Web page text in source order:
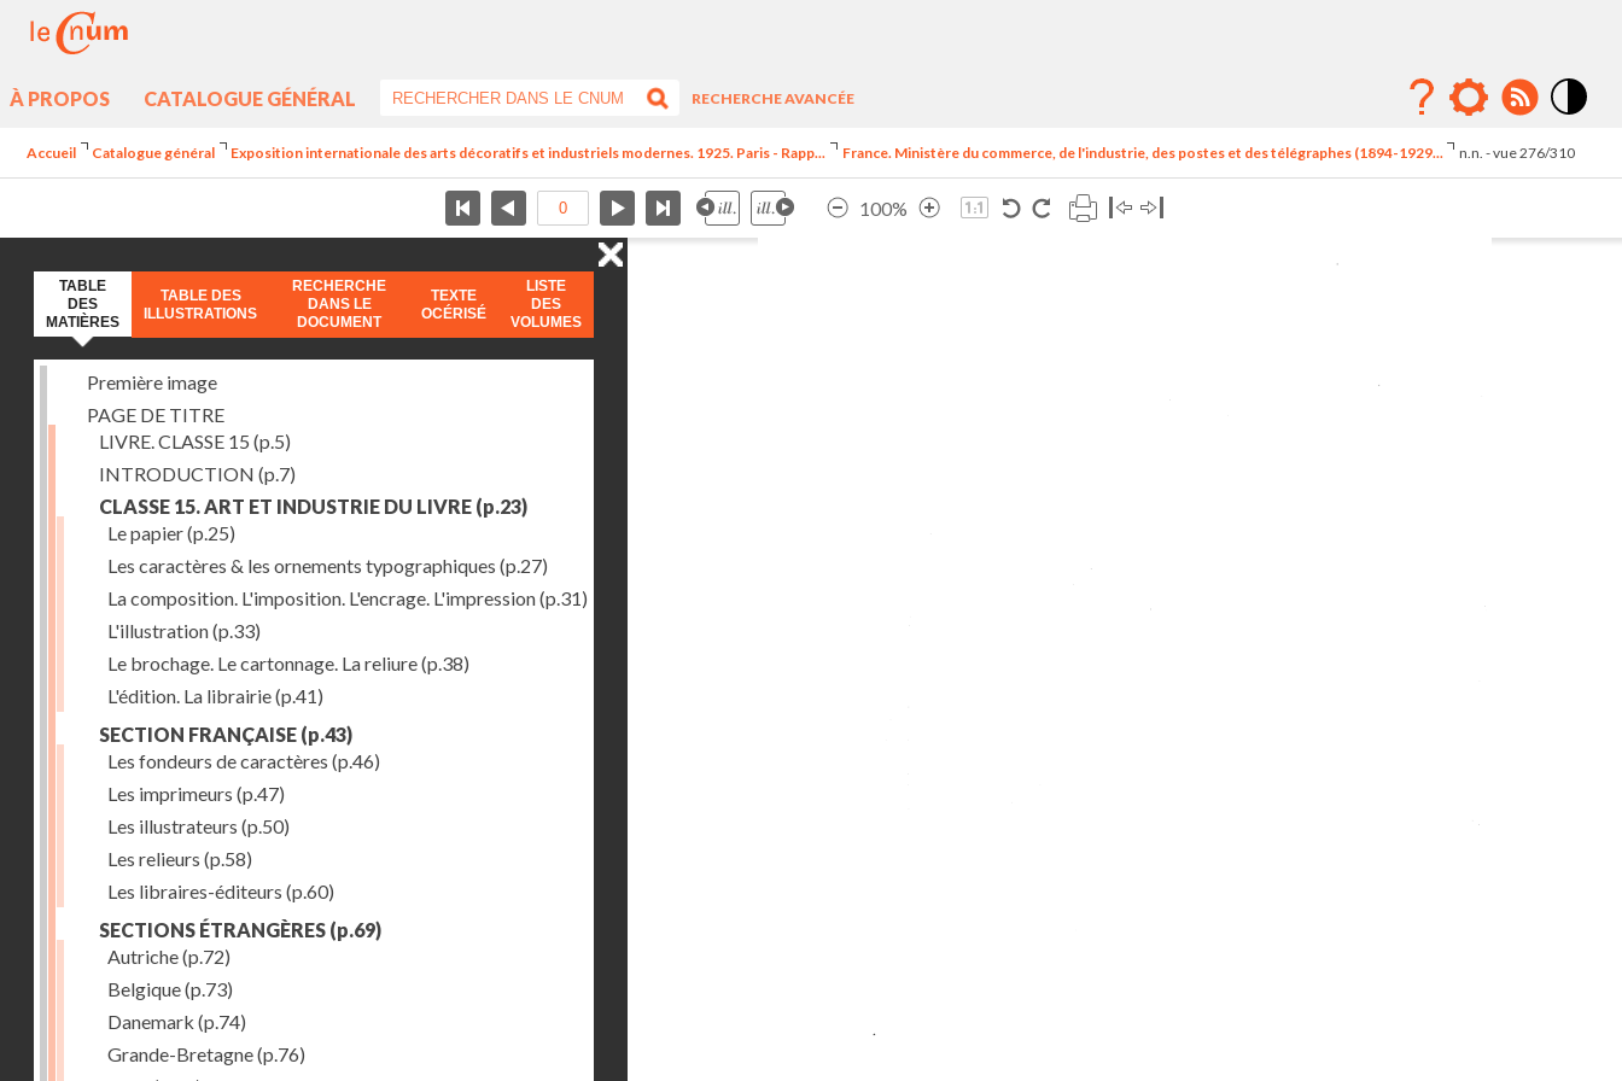
À PROPOS CATALOGUE GÉNÉRAL
RECHERCHE AVANCÉE
élévé
Accueil Catalogue général Exposition internationale des arts décoratifs et industriels modernes. 1925. Paris - Rapp... France. Ministère du commerce, de l'industrie, des postes et des télégraphes (1894-1929... n.n. - vue 276/310
100%
TABLE
DES
MATIÈRES
TABLE DES
ILLUSTRATIONS
RECHERCHE
DANS LE
DOCUMENT
TEXTE
OCÉRISÉ
LISTE
DES
VOLUMES
Première image
PAGE DE TITRE
LIVRE. CLASSE 15 (p.5)
INTRODUCTION (p.7)
CLASSE 15. ART ET INDUSTRIE DU LIVRE (p.23)
Le papier(p.25)
Les caractères & les ornements typographiques (p.27)
La composition. L'imposition. L'encrage. L'impression(p.31)
L'illustration(p.33)
Le brochage. Le cartonnage. La reliure(p.38)
L'édition. La librairie(p.41)
SECTION FRANÇAISE (p.43)
Les fondeurs de caractères (p.46)
Les imprimeurs (p.47)
Les illustrateurs (p.50)
Les relieurs (p.58)
Les libraires-éditeurs (p.60)
SECTIONS ÉTRANGÈRES (p.69)
Autriche(p.72)
Belgique(p.73)
Danemark (p.74)
Grande-Bretagne(p.76)